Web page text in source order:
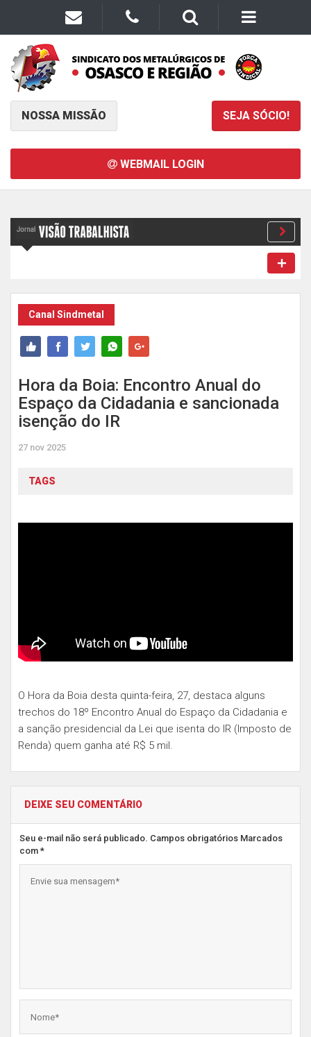
NOSSA MISSÃO SEJA SÓCIO!
WEBMAIL LOGIN
Canal Sindmetal
Hora da Boia: Encontro Anual do
Espaço da Cidadania e sancionada
isenção do IR
27 nov 2025
TAGS
O Hora da Boia desta quinta-feira, 27, destaca alguns
trechos do 18º Encontro Anual do Espaço da Cidadania e
a sanção presidencial da Lei que isenta do IR (Imposto de
Renda) quem ganha até R$ 5 mil.
DEIXE SEU COMENTÁRIO
Seu e-mail não será publicado. Campos obrigatórios Marcados
com *